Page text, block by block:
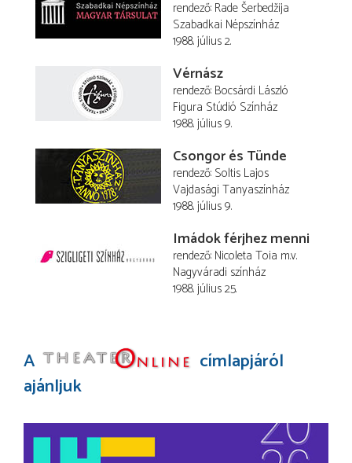
rendező Rade Šerbedžija
Szabadkai Népszínház
1988. július 2.
Vérnász
rendező Bocsárdi László
Figura Stúdió Színház
1988. július 9.
Csongor és Tünde
rendező Soltis Lajos
Vajdasági Tanyaszínház
1988. július 9.
Imádok férjhez menni
rendező Nicoleta Toia m.v.
Nagyváradi színház
1988. július 25.
A
címlapjáról
ajánljuk